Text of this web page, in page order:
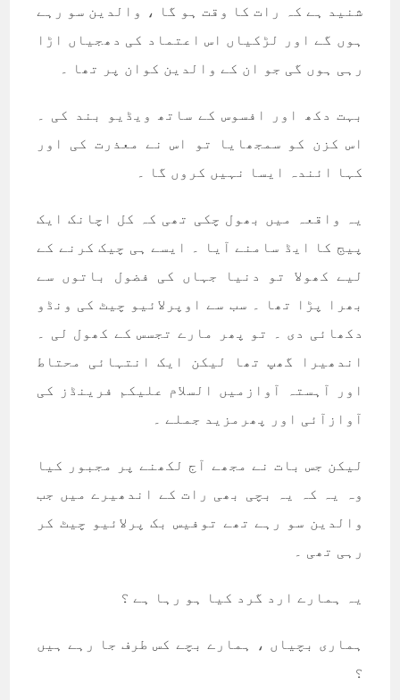
شنيد ہے کہ رات کا وقت ہو گا ، والدين سو رہے
ہوں گے اور لڑکياں اس اعتماد کی دھجياں اڑا
رہی ہوں گی جو ان کے والدين کوان پر تھا ۔
بہت دکھ اور افسوس کے ساتھ ويڈيو بند کی ۔
اس کزن کو سمجھايا تو اس نے معذرت کی اور
کہا ائندہ ايسا نہيں کروں گا ۔
يہ واقعہ ميں بھول چکی تھی کہ کل اچانک ايک
پيج کا ايڈ سامنے آيا ۔ ايسے ہی چيک کرنے کے
ليے کھولا تو دنيا جہاں کی فضول باتوں سے
بھرا پڑا تھا ۔ سب سے اوپرلائيو چيٹ کی ونڈو
دکھائی دی ۔ تو پھر مارے تجسس کے کھول لی ۔
اندھيرا گھپ تھا ليکن ايک انتہائی محتاط
اور آہستہ آوازميں السلام عليکم فرينڈز کی
آوازآئی اور پھرمزيد جملے ۔
ليکن جس بات نے مجھے آج لکھنے پر مجبور کيا
وہ يہ کہ يہ بچی بھی رات کے اندھيرے ميں جب
والدين سو رہے تھے توفيس بک پرلائيو چيٹ کر
رہی تھی ۔
يہ ہمارے ارد گرد کيا ہو رہا ہے ؟
ہماری بچياں ، ہمارے بچے کس طرف جا رہے ہيں
؟